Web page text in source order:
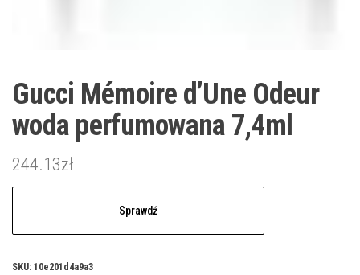
Gucci Mémoire d’Une Odeur
woda perfumowana 7,4ml
244.13zł
Sprawdź
SKU: 10e201d4a9a3